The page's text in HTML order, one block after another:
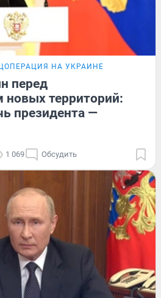
НА УКРАИНЕ
перед
новых территорий:
президента —
1 069 Обсудить